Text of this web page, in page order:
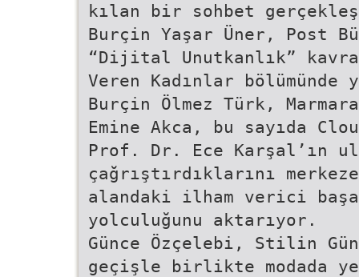
kılan bir sohbet
Burçin Yaşar Üner, Post
“Dijital Unutkanlık”
Veren Kadınlar bölümünde
Burçin Ölmez Türk,
Emine Akca, bu sayıda
Prof. Dr. Ece Karşal’ın
çağrıştırdıklarını
alandaki ilham verici
yolculuğunu aktarıyor.
Günce Özçelebi, Stilin
geçişle birlikte modada